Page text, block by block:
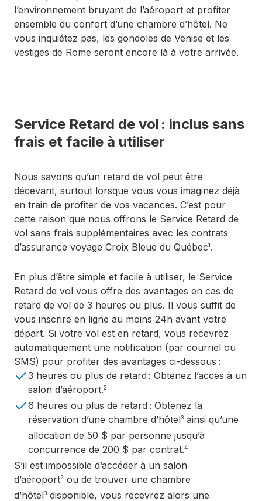
l’environnement bruyant de l’aéroport et profiter
ensemble du confort d’une chambre d’hôtel. Ne
vous inquiétez pas, les gondoles de Venise et les
vestiges de Rome seront encore là à votre arrivée.
Service Retard de vol : inclus sans
frais et facile à utiliser
Nous savons qu’un retard de vol peut être
décevant, surtout lorsque vous vous imaginez déjà
en train de profiter de vos vacances. C’est pour
cette raison que nous offrons le Service Retard de
vol sans frais supplémentaires avec les contrats
d’assurance voyage Croix Bleue du Québec1 .
En plus d’être simple et facile à utiliser, le Service
Retard de vol vous offre des avantages en cas de
retard de vol de 3 heures ou plus. Il vous suffit de
vous inscrire en ligne au moins 24h avant votre
départ. Si votre vol est en retard, vous recevrez
automatiquement une notification (par courriel ou
SMS) pour profiter des avantages ci-dessous :
3 heures ou plus de retard : Obtenez l’accès à un
salon d’aéroport.2
6 heures ou plus de retard : Obtenez la
réservation d’une chambre d’hôtel3 ainsi qu’une
allocation de 50 $ par personne jusqu’à
concurrence de 200 $ par contrat.4
S’il est impossible d’accéder à un salon
d’aéroport2 ou de trouver une chambre
d’hôtel3 disponible, vous recevrez alors une